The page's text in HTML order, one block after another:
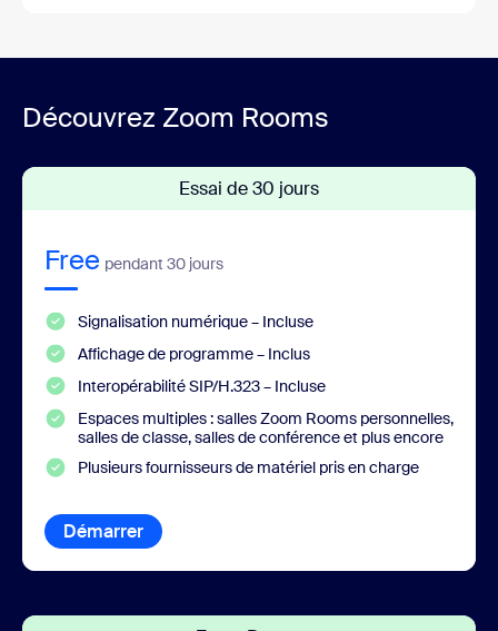
Découvrez Zoom Rooms
Essai de 30 jours
Free pendant 30 jours
Signalisation numérique – Incluse
Affichage de programme – Inclus
Interopérabilité SIP/H.323 – Incluse
Espaces multiples : salles Zoom Rooms personnelles,
salles de classe, salles de conférence et plus encore
Plusieurs fournisseurs de matériel pris en charge
Démarrer Formulaire d'inscription